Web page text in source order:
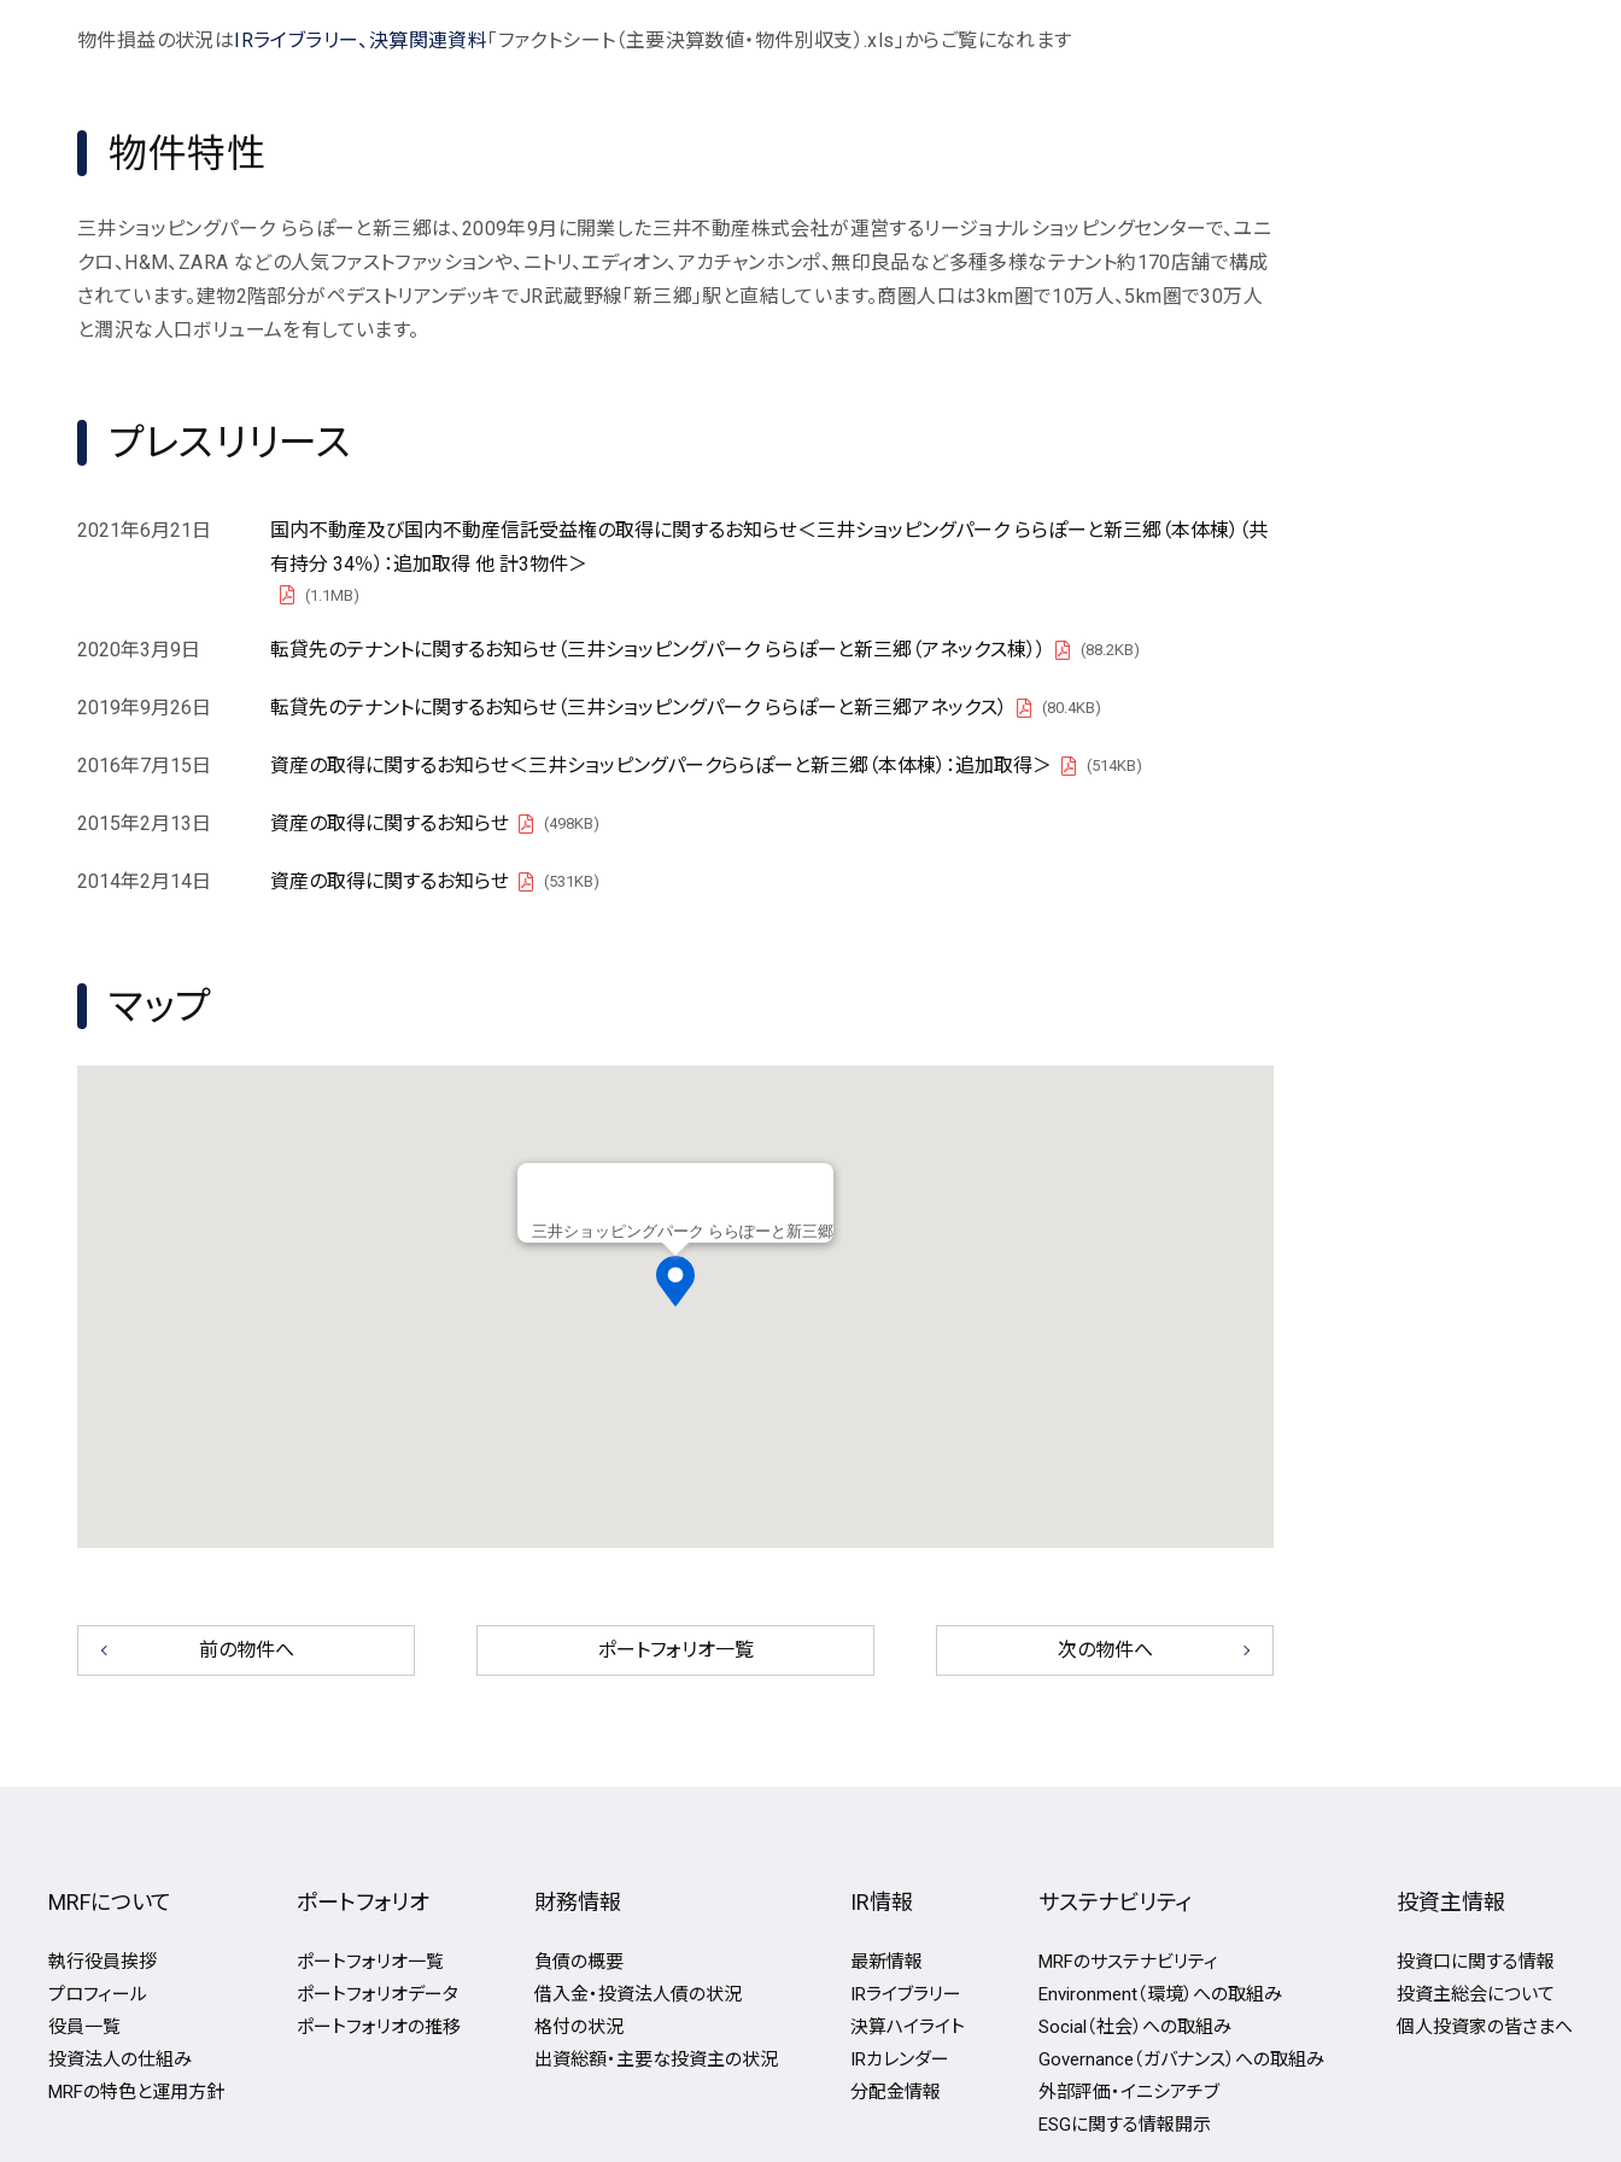
物件損益の状況はIRライブラリー、決算関連資料「ファクトシート（主要決算数値・物件別収支）.xls」からご覧になれます
物件特性
三井ショッピングパーク ららぽーと新三郷は、2009年9月に開業した三井不動産株式会社が運営するリージョナルショッピングセンターで、ユニ
クロ、H&M、ZARA などの人気ファストファッションや、ニトリ、エディオン、アカチャンホンポ、無印良品など多種多様なテナント約170店舗で構成
されています。建物2階部分がペデストリアンデッキでJR武蔵野線「新三郷」駅と直結しています。商圏人口は3km圏で10万人、5km圏で30万人
と潤沢な人口ボリュームを有しています。
プレスリリース
2021年6月21日
国内不動産及び国内不動産信託受益権の取得に関するお知らせ＜三井ショッピングパーク ららぽーと新三郷（本体棟）（共
有持分 34％）：追加取得 他 計3物件＞
PDF
(1.1MB)
2020年3月9日 転貸先のテナントに関するお知らせ（三井ショッピングパーク ららぽーと新三郷（アネックス棟）） PDF
(88.2KB)
2019年9月26日 転貸先のテナントに関するお知らせ（三井ショッピングパーク ららぽーと新三郷アネックス） PDF
(80.4KB)
2016年7月15日 資産の取得に関するお知らせ＜三井ショッピングパークららぽーと新三郷（本体棟）：追加取得＞ PDF
(514KB)
2015年2月13日 資産の取得に関するお知らせ PDF
(498KB)
2014年2月14日 資産の取得に関するお知らせ PDF
(531KB)
マップ
三井ショッピングパーク ららぽーと新三郷
前の物件へ ポートフォリオ一覧 次の物件へ
MRFについて
執行役員挨拶
プロフィール
役員一覧
投資法人の仕組み
MRFの特色と運用方針
ポートフォリオ
ポートフォリオ一覧
ポートフォリオデータ
ポートフォリオの推移
財務情報
負債の概要
借入金・投資法人債の状況
格付の状況
出資総額・主要な投資主の状況
IR情報
最新情報
IRライブラリー
決算ハイライト
IRカレンダー
分配金情報
サステナビリティ
MRFのサステナビリティ
Environment（環境）への取組み
Social（社会）への取組み
Governance（ガバナンス）への取組み
外部評価・イニシアチブ
ESGに関する情報開⽰
投資主情報
投資口に関する情報
投資主総会について
個人投資家の皆さまへ